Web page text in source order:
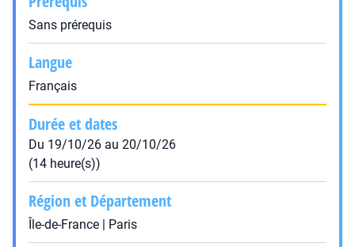
Sans prérequis
Langue
Français
Durée et dates
Du 19/10/26 au 20/10/26
(14 heure(s))
Région et Département
Île-de-France | Paris